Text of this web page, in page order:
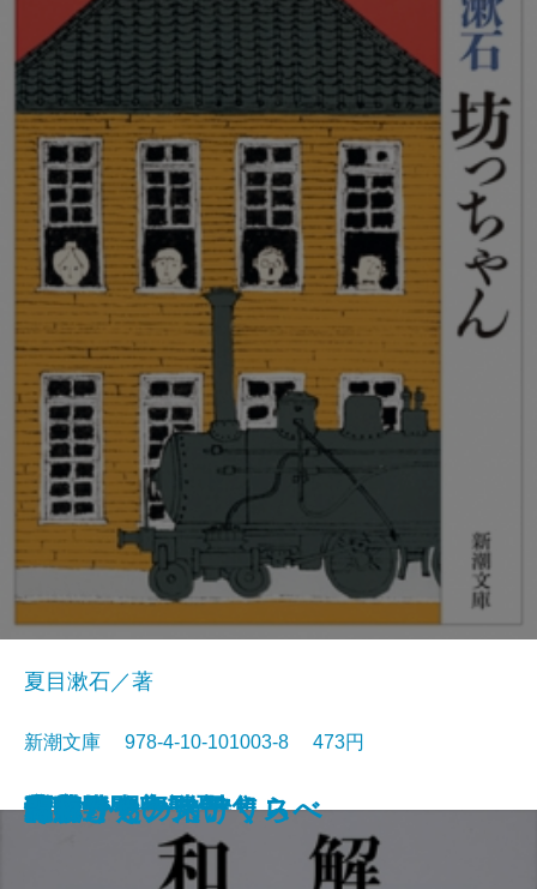
猟銃・闘牛
ヴェルレーヌ詩集
草枕
斜陽
高村光太郎詩集
歌行燈・高野聖
土
真実一路
老妓抄
坊っちゃん
夏目漱石／著
新潮文庫 978-4-10-101003-8 473円
和解
ヰタ・セクスアリス
出家とその弟子
にごりえ・たけくらべ
武蔵野
白痴
青年
雁
それから
門